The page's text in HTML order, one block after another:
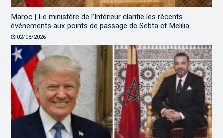
Maroc | Le ministère de l’Intérieur clarifie les récents
événements aux points de passage de Sebta et Melilia
02/08/2026